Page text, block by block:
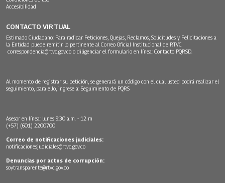
Accesibilidad
CONTACTO VIRTUAL
Estimado Ciudadano: Para radicar Peticiones, Quejas, Reclamos, Solicitudes y Felicitaciones a
la Entidad puede remitir lo pertinente al Correo Oficial Institucional de RTVC
correspondencia@rtvc.gov.co o diligenciar el formulario en línea: Contacto PQRSD.
Al momento de registrar su petición, se generará un código con el cual usted podrá realizar el
seguimiento, para ello, ingrese a: Seguimiento de PQRS
Asesor en línea: lunes 9:30 a.m. - 12 m
(+57) (601) 2200700
Correo de notificaciones judiciales:
notificacionesjudiciales@rtvc.gov.co
Denuncias por actos de corrupción:
soytransparente@rtvc.gov.co